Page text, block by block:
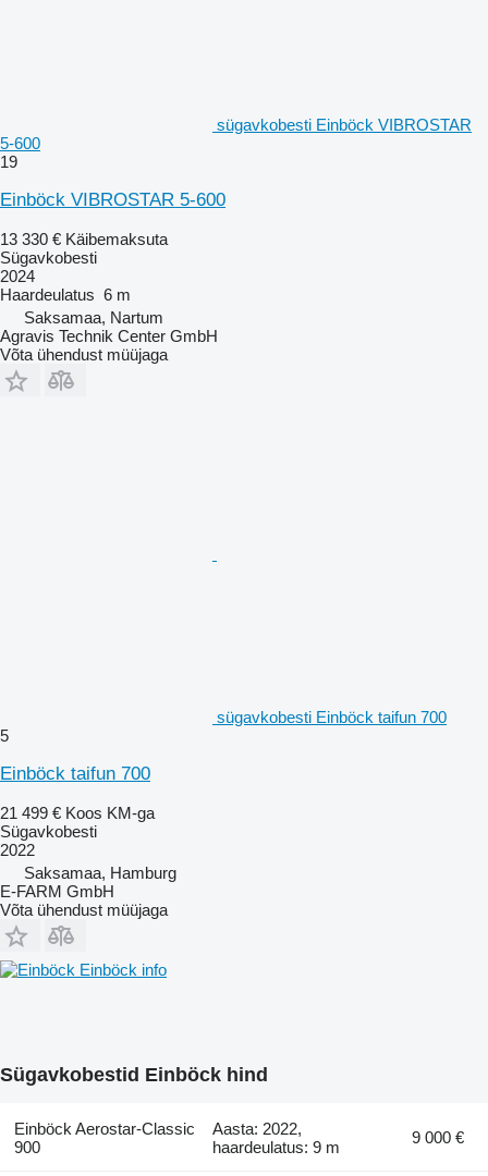
sügavkobesti Einböck VIBROSTAR
5-600
19
Einböck VIBROSTAR 5-600
13 330 € Käibemaksuta
Sügavkobesti
2024
Haardeulatus 6 m
Saksamaa, Nartum
Agravis Technik Center GmbH
Võta ühendust müüjaga
sügavkobesti Einböck taifun 700
5
Einböck taifun 700
21 499 € Koos KM-ga
Sügavkobesti
2022
Saksamaa, Hamburg
E-FARM GmbH
Võta ühendust müüjaga
Einböck info
Sügavkobestid Einböck hind
Einböck Aerostar-Classic
900
Aasta: 2022,
haardeulatus: 9 m
9 000 €